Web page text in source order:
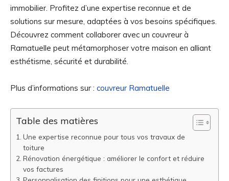
immobilier. Profitez d’une expertise reconnue et de
solutions sur mesure, adaptées à vos besoins spécifiques.
Découvrez comment collaborer avec un couvreur à
Ramatuelle peut métamorphoser votre maison en alliant
esthétisme, sécurité et durabilité.
Plus d’informations sur : couvreur Ramatuelle
Table des matières
Une expertise reconnue pour tous vos travaux de
toiture
Rénovation énergétique : améliorer le confort et réduire
vos factures